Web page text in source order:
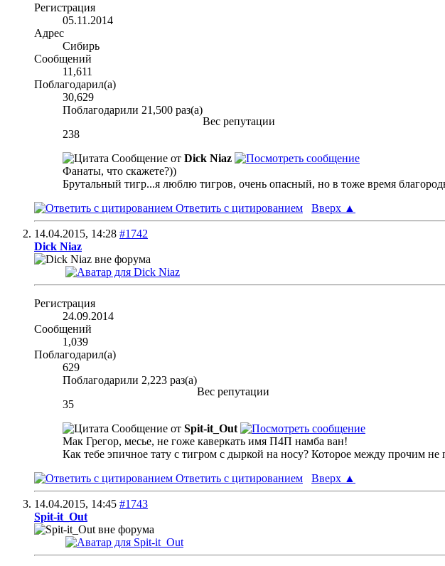
Регистрация
05.11.2014
Адрес
Сибирь
Сообщений
11,611
Поблагодарил(а)
30,629
Поблагодарили 21,500 раз(а)
Вес репутации
238
Сообщение от Dick Niaz
Фанаты, что скажете?))
Брутальный тигр...я люблю тигров, очень опасный, но в тоже время
Ответить с цитированием
Вверх ▲
14.04.2015, 14:28 #1742
Dick Niaz
Регистрация
24.09.2014
Сообщений
1,039
Поблагодарил(а)
629
Поблагодарили 2,223 раз(а)
Вес репутации
35
Сообщение от Spit-it_Out
Мак Грегор, месье, не гоже каверкать имя П4П намба ван!
Как тебе эпичное тату с тигром с дыркой на носу? Которое между прочим не
Ответить с цитированием
Вверх ▲
14.04.2015, 14:45 #1743
Spit-it_Out